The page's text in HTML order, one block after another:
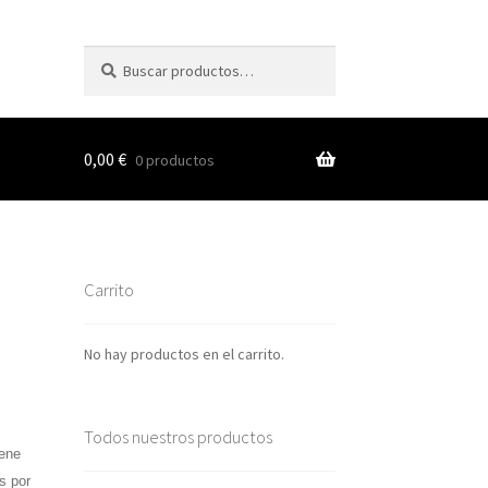
por:
0,00 € 0 productos
por
Carrito
No hay productos en el carrito.
Todos nuestros productos